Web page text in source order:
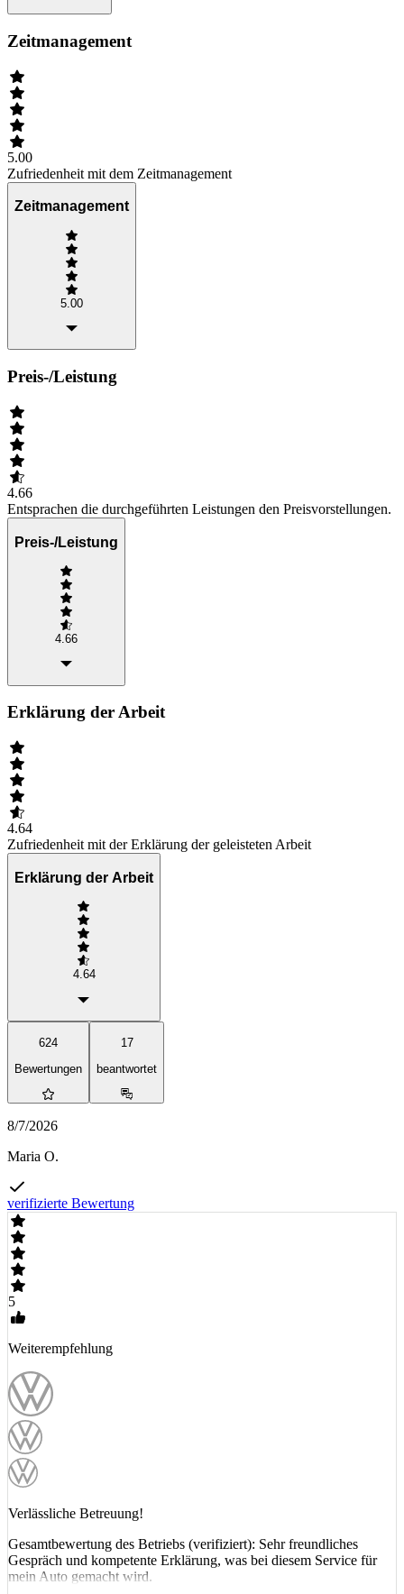
Zeitmanagement
5.00
Zufriedenheit mit dem Zeitmanagement
Zeitmanagement
5.00
Preis-/Leistung
4.66
Entsprachen die durchgeführten Leistungen den Preisvorstellungen.
Preis-/Leistung
4.66
Erklärung der Arbeit
4.64
Zufriedenheit mit der Erklärung der geleisteten Arbeit
Erklärung der Arbeit
4.64
624
Bewertungen
17
beantwortet
8/7/2026
Maria O.
verifizierte Bewertung
5
Weiterempfehlung
Verlässliche Betreuung!
Gesamtbewertung des Betriebs (verifiziert): Sehr freundliches
Gespräch und kompetente Erklärung, was bei diesem Service für
mein Auto gemacht wird.